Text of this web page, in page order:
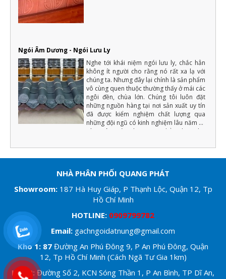
Ngói Âm Dương - Ngói Lưu Ly
Nghe tới khái niệm ngói lưu ly, chắc hẳn
không ít người cho rằng nó rất xa lạ với
chúng ta. Nhưng đây lại chính là sản phẩm
vô cùng quen thuộc thường thấy ở mái các
ngôi đền, chùa lớn. Chúng tôi luôn đặt
những nguồn hàng tại nơi sản xuất uy tín
đã được kiểm nghiệm chất lượng qua
những đội ngũ có kinh nghiệm lâu năm về
sản xuât ngói tráng men (Chẳng hạn như
ngói phải đảm bảo độ cứng, tải trọng uốn,
độ bền với khí hậu... ) nếu đạt những yếu
NHÀ PHÂN PHỐI QUANG PHÁT
Showroom:187 Hà Huy Giáp, P Thạnh Lộc, Quận 12, Tp
Hồ Chí Minh
HOTLINE: 0909799782
Email: gachngoidatnung@gmail.com
Kho 1: 87 Đường An Phú Đông 9, P An Phú Đông, Quận
12, Tp Hồ Chí Minh (Cách Ngã Tư Gia 1km)
Kho 2:Đường Số 2, KCN Sóng Thần 1, P An Bình, TP Dĩ An,